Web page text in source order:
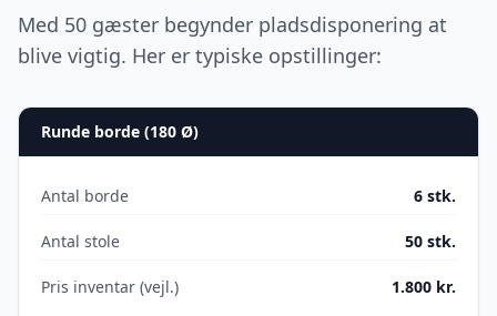
Med 50 gæster begynder pladsdisponering at
blive vigtig. Her er typiske opstillinger:
Runde borde (180 Ø)
Antal borde 6 stk.
Antal stole 50 stk.
Pris inventar (vejl.) 1.800 kr.